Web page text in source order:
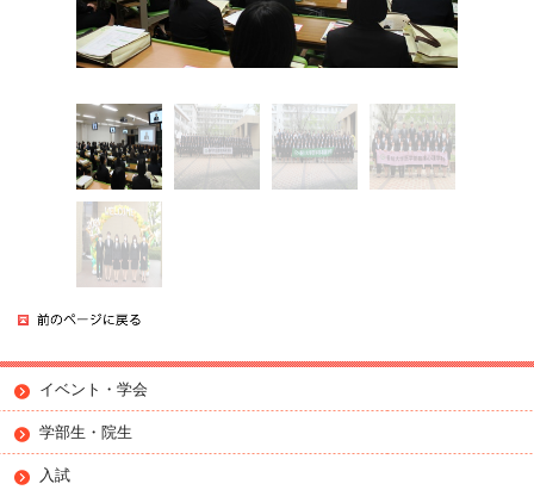
イベント・学会
学部生・院生
入試